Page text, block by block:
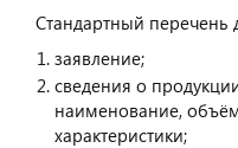
Стандартный перечень
заявление;
сведения о
наименование,
характеристики;